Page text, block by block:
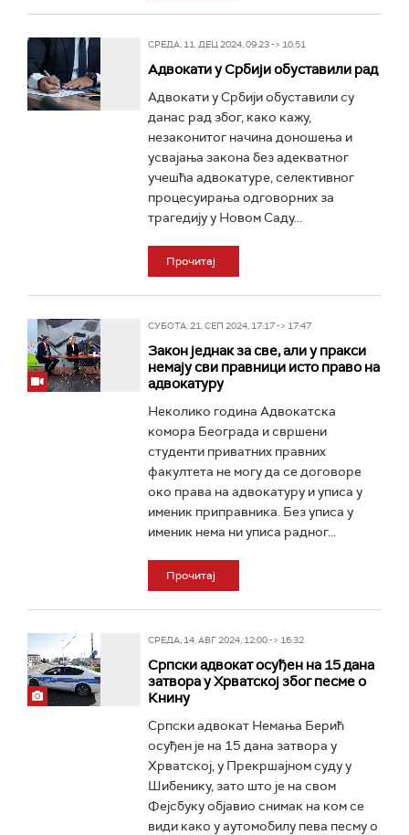
СРЕДА, 11. ДЕЦ 2024, 09:23 -> 10:51
Адвокати у Србији обуставили рад
Адвокати у Србији обуставили су
данас рад због, како кажу,
незаконитог начина доношења и
усвајања закона без адекватног
учешћа адвокатуре, селективног
процесуирања одговорних за
трагедију у Новом Саду...
Прочитај
СУБОТА, 21. СЕП 2024, 17:17 -> 17:47
Закон једнак за све, али у пракси
немају сви правници исто право на
адвокатуру
Неколико година Адвокатска
комора Београда и свршени
студенти приватних правних
факултета не могу да се договоре
око права на адвокатуру и уписа у
именик приправника. Без уписа у
именик нема ни уписа радног...
Прочитај
СРЕДА, 14. АВГ 2024, 12:00 -> 16:32
Ср­пски адвокат осуђен на 15 дана
затвора у Хр­ват­ској због песме о
Книну
Српски адвокат Немања Берић
осуђен је на 15 дана затвора у
Хрватској, у Прекршајном суду у
Шибенику, зато што је на свом
Фејсбуку објавио снимак на ком се
види како у аутомобилу пева песму о